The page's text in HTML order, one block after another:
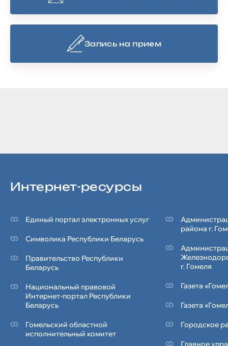
Запись на прием
Интернет-ресурсы
Единый портал электронных услуг
Символика Реcпублики Беларусь
Правительство Республики
Беларусь
Национальный правовой
Интернет-портал Республики
Беларусь
Гомельский областной
исполнительный комитет
района г.
г. Гомеля
Газета
Газета
Городское